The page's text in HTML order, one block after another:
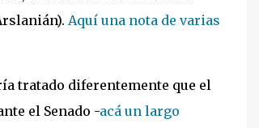
Aquí una nota de varias
tratado diferentemente que el
el Senado -acá un largo